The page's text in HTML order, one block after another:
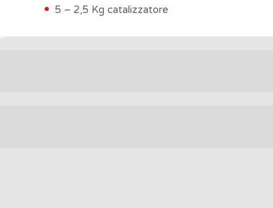
5 – 2,5 Kg catalizzatore